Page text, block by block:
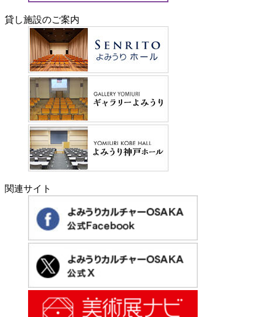
貸し施設のご案内
関連サイト